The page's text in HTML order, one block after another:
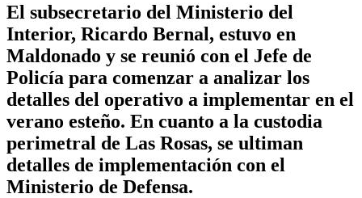
El subsecretario del Ministerio del
Interior, Ricardo Bernal, estuvo en
Maldonado y se reunió con el Jefe de
Policía para comenzar a analizar los
detalles del operativo a implementar en el
verano esteño. En cuanto a la custodia
perimetral de Las Rosas, se ultiman
detalles de implementación con el
Ministerio de Defensa.